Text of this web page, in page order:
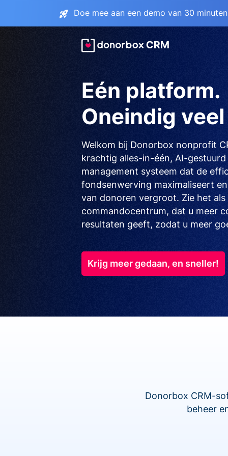
Doe mee aan een demo van 30
Eén platform.
Oneindig
Welkom bij Donorbox nonprofit
krachtig alles-in-één, AI-
management systeem dat de
fondsenwerving maximaliseert
van donoren vergroot. Zie het als
commandocentrum, dat u meer
resultaten geeft, zodat u meer
Krijg meer gedaan, en sneller!
Donorbox CRM-
beheer